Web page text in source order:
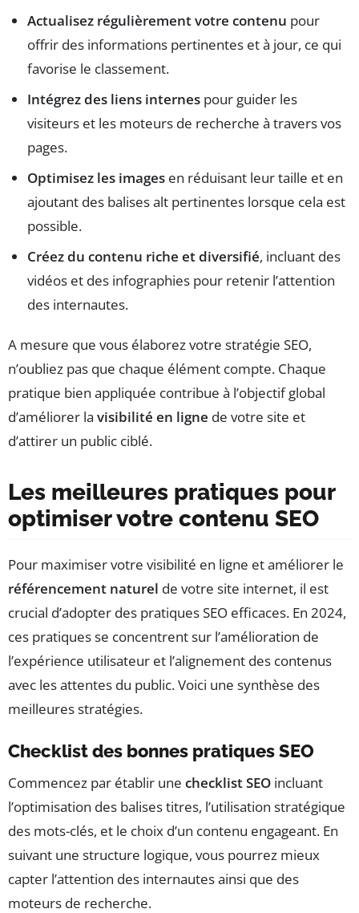
Actualisez régulièrement votre contenu pour
offrir des informations pertinentes et à jour, ce qui
favorise le classement.
Intégrez des liens internes pour guider les
visiteurs et les moteurs de recherche à travers vos
pages.
Optimisez les images en réduisant leur taille et en
ajoutant des balises alt pertinentes lorsque cela est
possible.
Créez du contenu riche et diversifié, incluant des
vidéos et des infographies pour retenir l’attention
des internautes.
A mesure que vous élaborez votre stratégie SEO,
n’oubliez pas que chaque élément compte. Chaque
pratique bien appliquée contribue à l’objectif global
d’améliorer la visibilité en ligne de votre site et
d’attirer un public ciblé.
Les meilleures pratiques pour
optimiser votre contenu SEO
Pour maximiser votre visibilité en ligne et améliorer le
référencement naturel de votre site internet, il est
crucial d’adopter des pratiques SEO efficaces. En 2024,
ces pratiques se concentrent sur l’amélioration de
l’expérience utilisateur et l’alignement des contenus
avec les attentes du public. Voici une synthèse des
meilleures stratégies.
Checklist des bonnes pratiques SEO
Commencez par établir une checklist SEO incluant
l’optimisation des balises titres, l’utilisation stratégique
des mots-clés, et le choix d’un contenu engageant. En
suivant une structure logique, vous pourrez mieux
capter l’attention des internautes ainsi que des
moteurs de recherche.